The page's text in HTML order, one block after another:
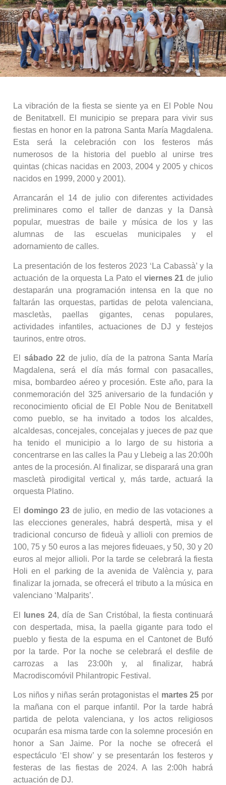
La vibración de la fiesta se siente ya en El Poble Nou
de Benitatxell. El municipio se prepara para vivir sus
fiestas en honor en la patrona Santa María Magdalena.
Esta será la celebración con los festeros más
numerosos de la historia del pueblo al unirse tres
quintas (chicas nacidas en 2003, 2004 y 2005 y chicos
nacidos en 1999, 2000 y 2001).
Arrancarán el 14 de julio con diferentes actividades
preliminares como el taller de danzas y la Dansà
popular, muestras de baile y música de los y las
alumnas de las escuelas municipales y el
adornamiento de calles.
La presentación de los festeros 2023 ‘La Cabassà’ y la
actuación de la orquesta La Pato el viernes 21 de julio
destaparán una programación intensa en la que no
faltarán las orquestas, partidas de pelota valenciana,
mascletàs, paellas gigantes, cenas populares,
actividades infantiles, actuaciones de DJ y festejos
taurinos, entre otros.
El sábado 22 de julio, día de la patrona Santa María
Magdalena, será el día más formal con pasacalles,
misa, bombardeo aéreo y procesión. Este año, para la
conmemoración del 325 aniversario de la fundación y
reconocimiento oficial de El Poble Nou de Benitatxell
como pueblo, se ha invitado a todos los alcaldes,
alcaldesas, concejales, concejalas y jueces de paz que
ha tenido el municipio a lo largo de su historia a
concentrarse en las calles la Pau y Llebeig a las 20:00h
antes de la procesión. Al finalizar, se disparará una gran
mascletà pirodigital vertical y, más tarde, actuará la
orquesta Platino.
El domingo 23 de julio, en medio de las votaciones a
las elecciones generales, habrá despertà, misa y el
tradicional concurso de fideuà y allioli con premios de
100, 75 y 50 euros a las mejores fideuaes, y 50, 30 y 20
euros al mejor allioli. Por la tarde se celebrará la fiesta
Holi en el parking de la avenida de València y, para
finalizar la jornada, se ofrecerá el tributo a la música en
valenciano ‘Malparits’.
El lunes 24, día de San Cristóbal, la fiesta continuará
con despertada, misa, la paella gigante para todo el
pueblo y fiesta de la espuma en el Cantonet de Bufó
por la tarde. Por la noche se celebrará el desfile de
carrozas a las 23:00h y, al finalizar, habrá
Macrodiscomóvil Philantropic Festival.
Los niños y niñas serán protagonistas el martes 25 por
la mañana con el parque infantil. Por la tarde habrá
partida de pelota valenciana, y los actos religiosos
ocuparán esa misma tarde con la solemne procesión en
honor a San Jaime. Por la noche se ofrecerá el
espectáculo ‘El show’ y se presentarán los festeros y
festeras de las fiestas de 2024. A las 2:00h habrá
actuación de DJ.